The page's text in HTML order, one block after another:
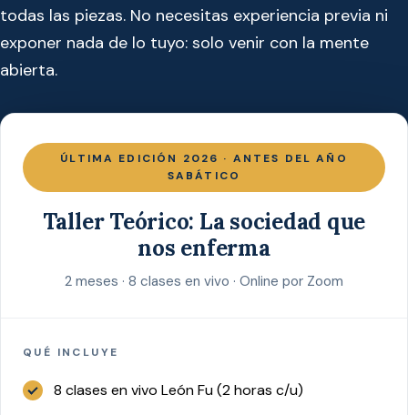
todas las piezas. No necesitas experiencia previa ni
exponer nada de lo tuyo: solo venir con la mente
abierta.
ÚLTIMA EDICIÓN 2026 · ANTES DEL AÑO
SABÁTICO
Taller Teórico: La sociedad que
nos enferma
2 meses · 8 clases en vivo · Online por Zoom
QUÉ INCLUYE
8 clases en vivo León Fu (2 horas c/u)